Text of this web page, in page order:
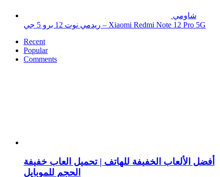
شاومي
ريدمي نوت 12 برو 5 جي – Xiaomi Redmi Note 12 Pro 5G
Recent
Popular
Comments
أفضل الألعاب الخفيفة للهاتف | تحميل العاب خفيفة
الحجم للموبايل